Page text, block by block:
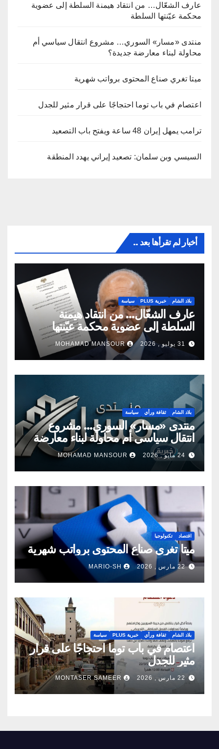
عارف الشعّال… من انتقاد هيمنة السلطة إلى عضوية
محكمة عيّنتها السلطة
منتدى «مسار» السوري… مشروع انتقال سياسي أم
محاولة لبناء معارضة جديدة؟
ميتا تغري صناع المحتوى برواتب شهرية
اعتصام في باب توما احتجاجًا على قرار مثير للجدل
ترامب يمهل إيران 48 ساعة ويفتح باب التصعيد
السيسي وبن سلمان: تصعيد إيراني يهدد المنطقة
أخبار لم تقرأها بعد ..
بلاد الشام خبرية PLUS سياسة
عارف الشعّال… من انتقاد هيمنة
السلطة إلى عضوية محكمة عيّنتها
السلطة
31 يوليو , 2026 MOHAMAD MANSOUR
بلاد الشام ثقافة ورأي سياسة
منتدى «مسار» السوري… مشروع
انتقال سياسي أم محاولة لبناء معارضة
جديدة؟
24 مايو , 2026 MOHAMAD MANSOUR
اقتصاد تكنولوجيا
ميتا تغري صناع المحتوى برواتب شهرية
22 مارس , 2026 MARIO-SH
بلاد الشام ثقافة ورأي خبرية PLUS سياسة
اعتصام في باب توما احتجاجًا على قرار
مثير للجدل
22 مارس , 2026 MONTASER SAMEER